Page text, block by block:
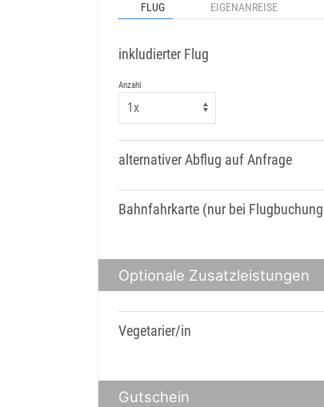
FLUG EIGENANREISE
inkludierter Flug
Anzahl
alternativer Abflug auf Anfrage
Bahnfahrkarte (nur bei
Optionale Zusatzleistungen
Vegetarier/in
Gutschein